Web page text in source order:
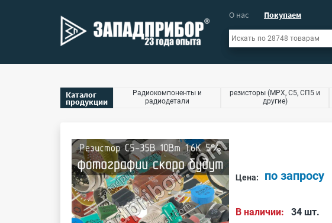
О нас Покупаем
Каталог
продукции
Радиокомпоненты и
радиодетали
резисторы (МРХ, С5, СП5 и
другие)
Цена: по запросу
В наличии: 34 шт.